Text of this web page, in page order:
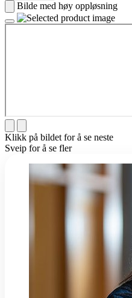
Bilde med høy oppløsning
Klikk på bildet for å se neste
Sveip for å se fler